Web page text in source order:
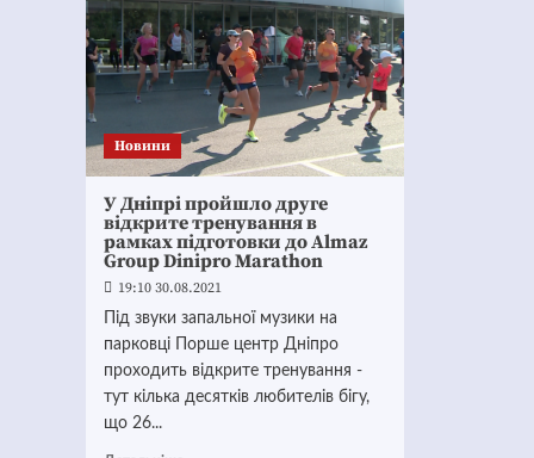
Новини
У Дніпрі пройшло друге
відкрите тренування в
рамках підготовки до Almaz
Group Dinipro Marathon
19:10 30.08.2021
Під звуки запальної музики на
парковці Порше центр Дніпро
проходить відкрите тренування -
тут кілька десятків любителів бігу,
що 26...